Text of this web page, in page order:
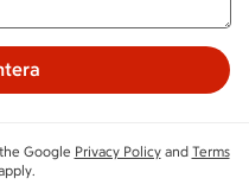
Google Privacy Policyand Terms